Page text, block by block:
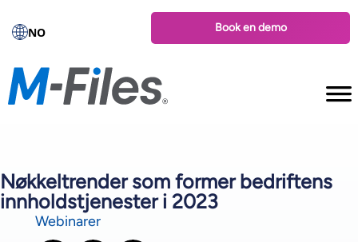
NO Book en demo
Nøkkeltrender som former bedriftens
innholdstjenester i 2023
Webinarer